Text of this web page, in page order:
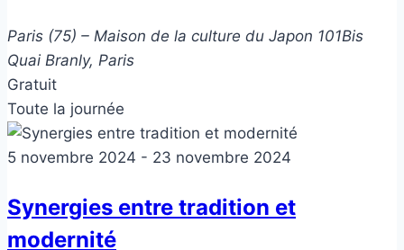
Paris (75) – Maison de la culture du Japon 101Bis
Quai Branly, Paris
Gratuit
Toute la journée
5 novembre 2024 - 23 novembre 2024
Synergies entre tradition et
modernité